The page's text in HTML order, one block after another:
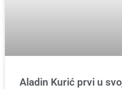
Aladin Kurić prvi u